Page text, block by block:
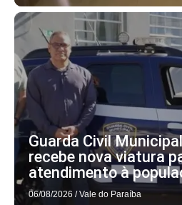
Guarda Civil
recebe nova viatura
atendimento à
06/08/2026 / Vale do Paraíba